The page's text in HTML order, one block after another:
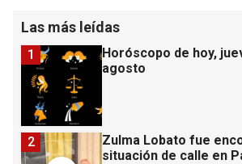
Las más leídas
Horóscopo de hoy,
agosto
1
Zulma Lobato fue
situación de calle en
2